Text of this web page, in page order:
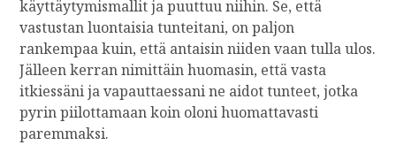
käyttäytymismallit ja puuttuu niihin. Se, että
vastustan luontaisia tunteitani, on paljon
rankempaa kuin, että antaisin niiden vaan tulla ulos.
Jälleen kerran nimittäin huomasin, että vasta
itkiessäni ja vapauttaessani ne aidot tunteet, jotka
pyrin piilottamaan koin oloni huomattavasti
paremmaksi.